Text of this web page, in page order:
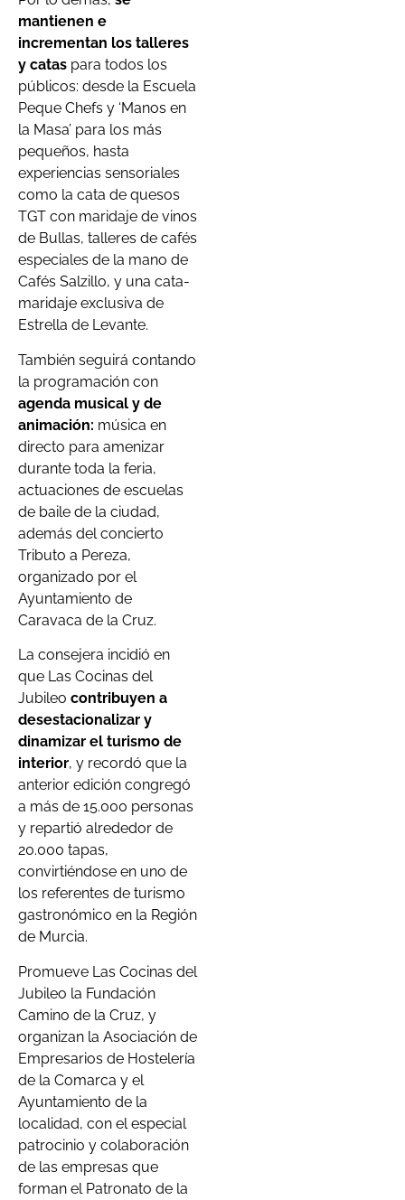
mantienen e
incrementan los talleres
y catas para todos los
públicos: desde la Escuela
Peque Chefs y ‘Manos en
la Masa’ para los más
pequeños, hasta
experiencias sensoriales
como la cata de quesos
TGT con maridaje de vinos
de Bullas, talleres de cafés
especiales de la mano de
Cafés Salzillo, y una cata-
maridaje exclusiva de
Estrella de Levante.
También seguirá contando
la programación con
agenda musical y de
animación: música en
directo para amenizar
durante toda la feria,
actuaciones de escuelas
de baile de la ciudad,
además del concierto
Tributo a Pereza,
organizado por el
Ayuntamiento de
Caravaca de la Cruz.
La consejera incidió en
que Las Cocinas del
Jubileo contribuyen a
desestacionalizar y
dinamizar el turismo de
interior, y recordó que la
anterior edición congregó
a más de 15.000 personas
y repartió alrededor de
20.000 tapas,
convirtiéndose en uno de
los referentes de turismo
gastronómico en la Región
de Murcia.
Promueve Las Cocinas del
Jubileo la Fundación
Camino de la Cruz, y
organizan la Asociación de
Empresarios de Hostelería
de la Comarca y el
Ayuntamiento de la
localidad, con el especial
patrocinio y colaboración
de las empresas que
forman el Patronato de la